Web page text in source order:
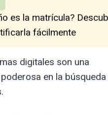
es la matrícula?
fácilmente
digitales son una
en la